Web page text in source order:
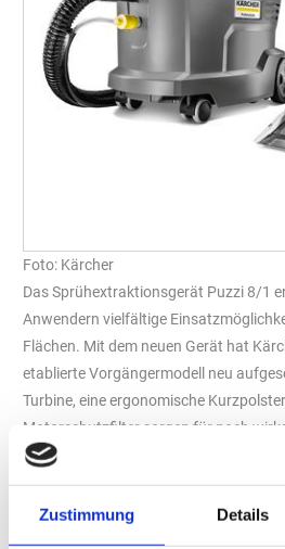
Zustimmung Details
Foto: Kärcher
Das Sprühextraktionsgerät Puzzi 8/1
Anwendern vielfältige
Flächen. Mit dem neuen Gerät hat
etablierte Vorgängermodell neu
Turbine, eine ergonomische
Motorschutzfilter sorgen für noch
Reinigungsergebnisse.
Haben sich hartnäckige Flecken oder
textilen Flächen festgesetzt, kommt
zum Einsatz. Bei der Anwendung des